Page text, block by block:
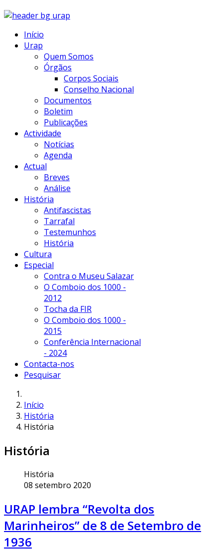
Início
Urap
Quem Somos
Órgãos
Corpos Sociais
Conselho Nacional
Documentos
Boletim
Publicações
Actividade
Notícias
Agenda
Actual
Breves
Análise
História
Antifascistas
Tarrafal
Testemunhos
História
Cultura
Especial
Contra o Museu Salazar
O Comboio dos 1000 -
2012
Tocha da FIR
O Comboio dos 1000 -
2015
Conferência Internacional
- 2024
Contacta-nos
Pesquisar
Início
História
História
História
História
08 setembro 2020
URAP lembra “Revolta dos
Marinheiros” de 8 de Setembro de
1936